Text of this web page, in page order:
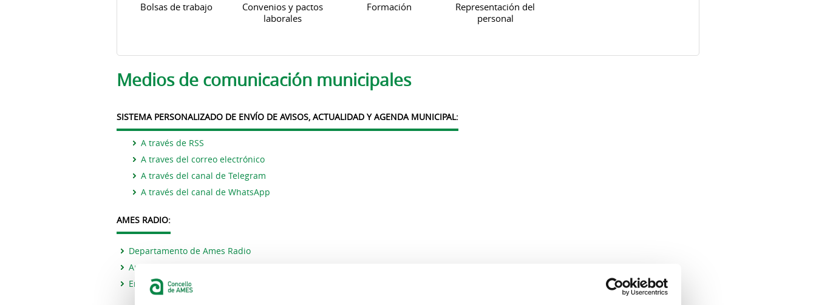
Bolsas de trabajo
Convenios y pactos
laborales
Formación
Representación del
personal
Solapas principales
Medios de comunicación municipales
SISTEMA PERSONALIZADO DE ENVÍO DE AVISOS, ACTUALIDAD Y AGENDA MUNICIPAL:
A través de RSS
A traves del correo electrónico
A través del canal de Telegram
A través del canal de WhatsApp
AMES RADIO:
Departamento de Ames Radio
Ames Radio web (radio a la carta)
Emisión en directo